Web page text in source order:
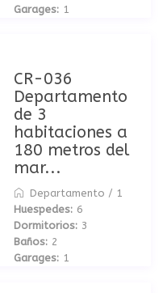
Garages: 1
CR-036
Departamento
de 3
habitaciones a
180 metros del
mar...
Departamento / 1
Huespedes: 6
Dormitorios: 3
Baños: 2
Garages: 1